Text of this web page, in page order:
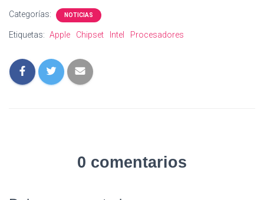
Categorías: NOTICIAS
Etiquetas: Apple Chipset Intel Procesadores
0 comentarios